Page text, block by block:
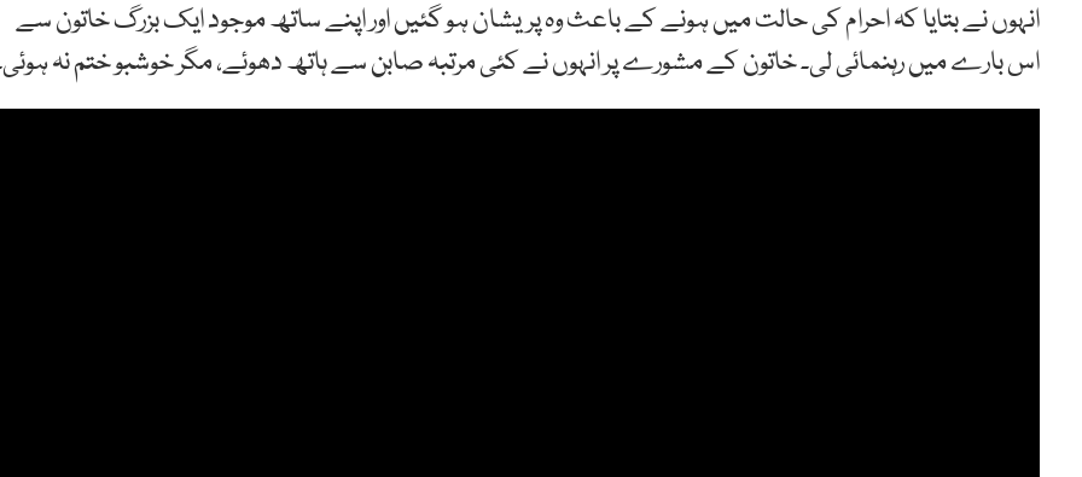
انہوں نے بتایا کہ احرام کی حالت میں ہونے کے باعث وہ پریشان ہو گئیں اور اپنے ساتھ موجود ایک بزرگ خاتون سے
اس بارے میں رہنمائی لی۔ خاتون کے مشورے پر انہوں نے کئی مرتبہ صابن سے ہاتھ دھوئے، مگر خوشبو ختم نہ